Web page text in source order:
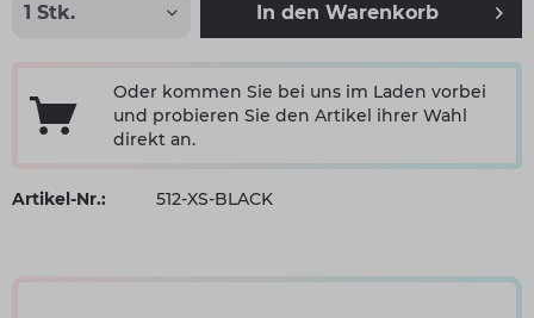
In den Warenkorb
Oder kommen Sie bei uns im Laden vorbei
und probieren Sie den Artikel ihrer Wahl
direkt an.
Artikel-Nr.: 512-XS-BLACK